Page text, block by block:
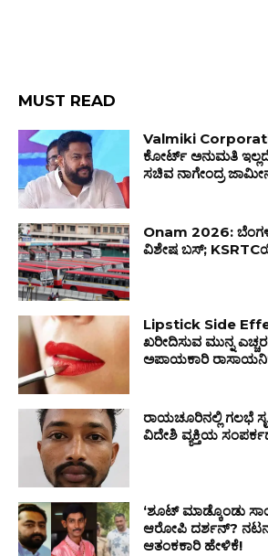
MUST READ
Valmiki
ಕೋರ್ಟ್ ಅನುಮತಿ
ಸಚಿವ ನಾಗೇಂದ್ರ
Onam 2026:
ವಿಶೇಷ ಬಸ್‌;
Lipstick Side
ಖರೀದಿಸುವ ಮುನ್ನ
ಅಪಾಯಕಾರಿ
ರಾಯಚೂರಿನಲ್ಲಿ ಗಲಭೆ
ವಿದೇಶಿ ವ್ಯಕ್ತಿಯ
‘ಶೂಟ್ ಮಾಡ್ಕೊಂಡು
ಆರೋಪಿ ದರ್ಶನ್? ನಟನ
ಆತಂಕಕಾರಿ ಹೇಳಿಕೆ!